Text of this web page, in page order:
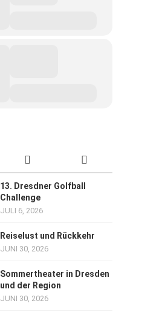
13. Dresdner Golfball
Challenge
JULI 6, 2026
Reiselust und Rückkehr
JUNI 30, 2026
Sommertheater in Dresden
und der Region
JUNI 30, 2026